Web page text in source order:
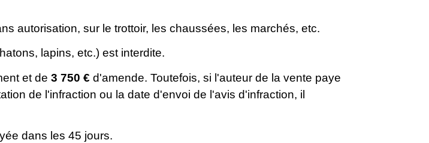
autorisation, sur le trottoir, les chaussées, les marchés, etc.
lapins, etc.) est interdite.
et de 3 750 € d'amende. Toutefois, si l'auteur de la vente paye
de l'infraction ou la date d'envoi de l'avis d'infraction, il
dans les 45 jours.